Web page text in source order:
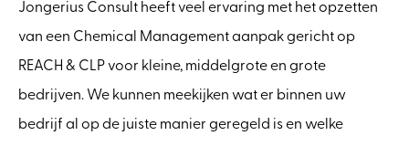
Jongerius Consult heeft veel ervaring met het opzetten
van een Chemical Management aanpak gericht op
REACH & CLP voor kleine, middelgrote en grote
bedrijven. We kunnen meekijken wat er binnen uw
bedrijf al op de juiste manier geregeld is en welke